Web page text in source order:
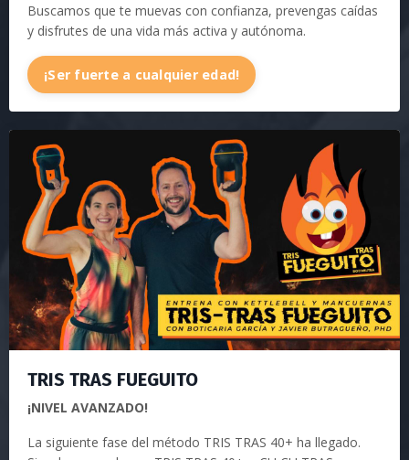
Buscamos que te muevas con confianza, prevengas caídas
y disfrutes de una vida más activa y autónoma.
¡Ser fuerte a cualquier edad!
TRIS TRAS FUEGUITO
¡NIVEL AVANZADO!
La siguiente fase del método TRIS TRAS 40+ ha llegado.